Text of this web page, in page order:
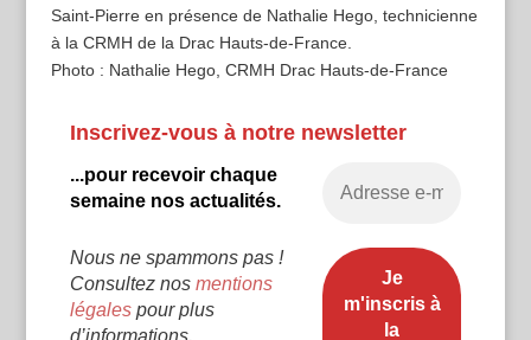
Saint-Pierre en présence de Nathalie Hego, technicienne
à la CRMH de la Drac Hauts-de-France.
Photo : Nathalie Hego, CRMH Drac Hauts-de-France
Inscrivez-vous à notre newsletter
...pour recevoir chaque
semaine nos actualités.
Nous ne spammons pas !
Consultez nos mentions
légalespour plus